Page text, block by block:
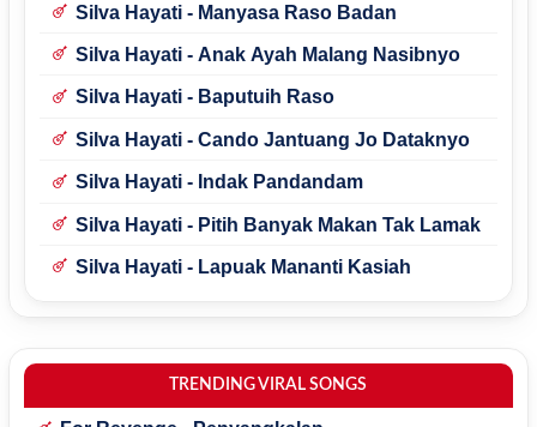
Silva Hayati - Manyasa Raso Badan
Silva Hayati - Anak Ayah Malang Nasibnyo
Silva Hayati - Baputuih Raso
Silva Hayati - Cando Jantuang Jo Dataknyo
Silva Hayati - Indak Pandandam
Silva Hayati - Pitih Banyak Makan Tak Lamak
Silva Hayati - Lapuak Mananti Kasiah
TRENDING VIRAL SONGS